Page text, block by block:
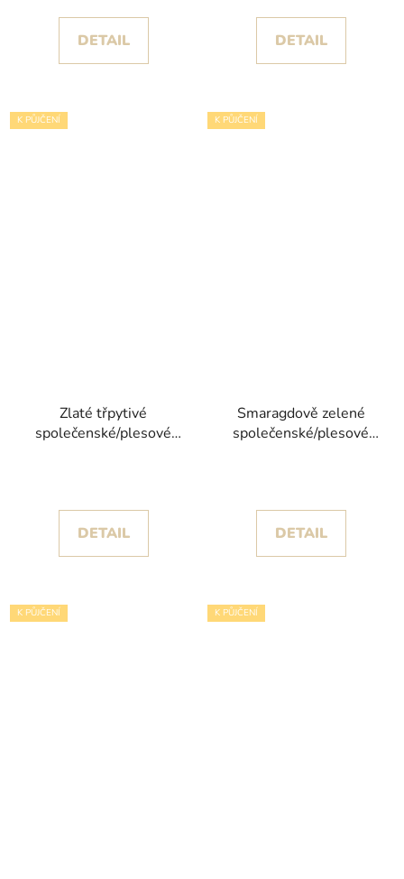
DETAIL DETAIL
K PŮJČENÍ
Zlaté třpytivé
společenské/plesové
DETAIL
K PŮJČENÍ
Smaragdově zelené
společenské/plesové
DETAIL
K PŮJČENÍ K PŮJČENÍ